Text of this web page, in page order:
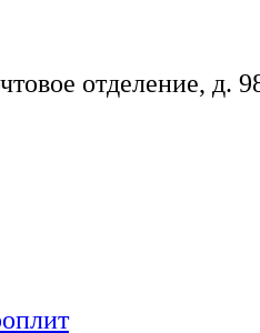
отделение, д.